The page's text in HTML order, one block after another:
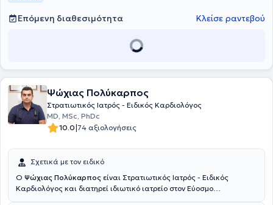
Επόμενη διαθεσιμότητα Κλείσε ραντεβού
Ψώχιας Πολύκαρπος
Στρατιωτικός Ιατρός - Ειδικός Καρδιολόγος
MD, MSc, PhDc
10.0|74 αξιολογήσεις
Σχετικά με τον ειδικό
Ο Ψώχιας Πολύκαρπος είναι Στρατιωτικός Ιατρός - Ειδικός
Καρδιολόγος και διατηρεί ιδιωτικό ιατρείο στον Εύοσμο